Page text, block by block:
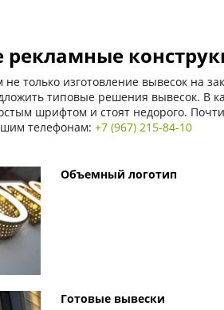
рекламные
только изготовление вывесок на
типовые решения вывесок. В
шрифтом и стоят недорого.
телефонам: +7 (967) 215-84-10
Объемный логотип
Готовые вывески